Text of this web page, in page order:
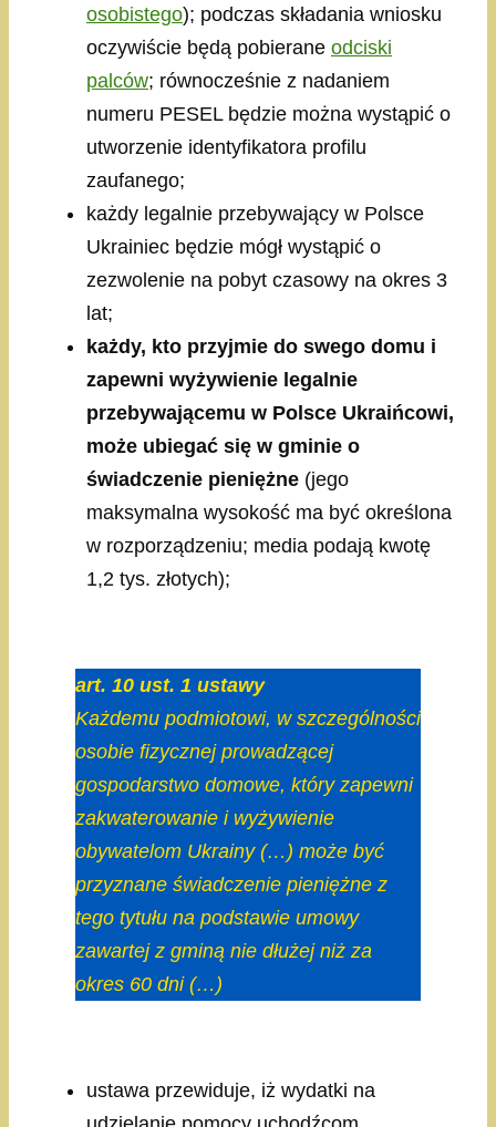
osobistego); podczas składania wniosku
oczywiście będą pobierane odciski
palców; równocześnie z nadaniem
numeru PESEL będzie można wystąpić o
utworzenie identyfikatora profilu
zaufanego;
każdy legalnie przebywający w Polsce
Ukrainiec będzie mógł wystąpić o
zezwolenie na pobyt czasowy na okres 3
lat;
każdy, kto przyjmie do swego domu i
zapewni wyżywienie legalnie
przebywającemu w Polsce Ukraińcowi,
może ubiegać się w gminie o
świadczenie pieniężne (jego
maksymalna wysokość ma być określona
w rozporządzeniu; media podają kwotę
1,2 tys. złotych);
art. 10 ust. 1 ustawy
Każdemu podmiotowi, w szczególności
osobie fizycznej prowadzącej
gospodarstwo domowe, który zapewni
zakwaterowanie i wyżywienie
obywatelom Ukrainy (…) może być
przyznane świadczenie pieniężne z
tego tytułu na podstawie umowy
zawartej z gminą nie dłużej niż za
okres 60 dni (…)
ustawa przewiduje, iż wydatki na